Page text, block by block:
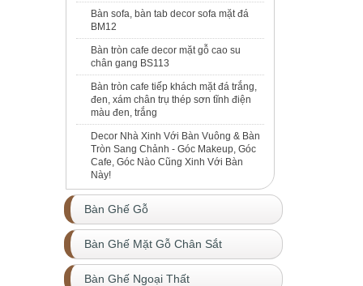
Bàn sofa, bàn tab decor sofa mặt đá
BM12
Bàn tròn cafe decor mặt gỗ cao su
chân gang BS113
Bàn tròn cafe tiếp khách mặt đá trắng,
đen, xám chân trụ thép sơn tĩnh điện
màu đen, trắng
Decor Nhà Xinh Với Bàn Vuông & Bàn
Tròn Sang Chảnh - Góc Makeup, Góc
Cafe, Góc Nào Cũng Xinh Với Bàn
Này!
Bàn Ghế Gỗ
Bàn Ghế Mặt Gỗ Chân Sắt
Bàn Ghế Ngoại Thất